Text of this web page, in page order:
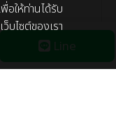
Line
อให้ท่านได้รับ
บไซต์ของเรา